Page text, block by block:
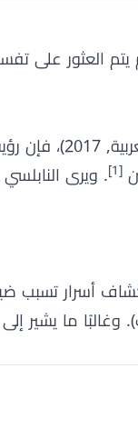
العثور على
وفقًا لـعبد الغني النابلسي في
[1] . ويرى
أسرار تسبب
ما يشير